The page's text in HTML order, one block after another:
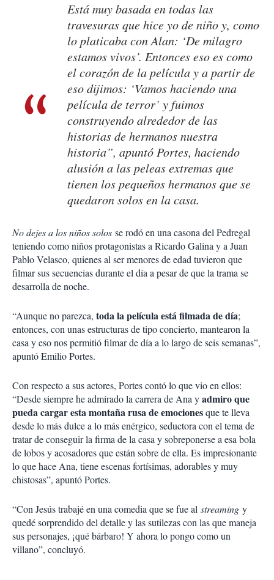
Está muy basada en todas las
travesuras que hice yo de niño y, como
lo platicaba con Alan: ‘De milagro
estamos vivos’. Entonces eso es como
el corazón de la película y a partir de
eso dijimos: ‘Vamos haciendo una
película de terror’ y fuimos
construyendo alrededor de las
historias de hermanos nuestra
historia”, apuntó Portes, haciendo
alusión a las peleas extremas que
tienen los pequeños hermanos que se
quedaron solos en la casa.
No dejes a los niños solos se rodó en una casona del Pedregal
teniendo como niños protagonistas a Ricardo Galina y a Juan
Pablo Velasco, quienes al ser menores de edad tuvieron que
filmar sus secuencias durante el día a pesar de que la trama se
desarrolla de noche.
“Aunque no parezca, toda la película está filmada de día;
entonces, con unas estructuras de tipo concierto, mantearon la
casa y eso nos permitió filmar de día a lo largo de seis semanas”,
apuntó Emilio Portes.
Con respecto a sus actores, Portes contó lo que vio en ellos:
“Desde siempre he admirado la carrera de Ana yadmiro que
pueda cargar esta montaña rusa de emocionesque te lleva
desde lo más dulce a lo más enérgico, seductora con el tema de
tratar de conseguir la firma de la casa y sobreponerse a esa bola
de lobos y acosadores que están sobre de ella. Es impresionante
lo que hace Ana, tiene escenas fortísimas, adorables y muy
chistosas”, apuntó Portes.
“Con Jesús trabajé en una comedia que se fue al streaming y
quedé sorprendido del detalle y las sutilezas con las que maneja
sus personajes, ¡qué bárbaro! Y ahora lo pongo como un
villano”, concluyó.